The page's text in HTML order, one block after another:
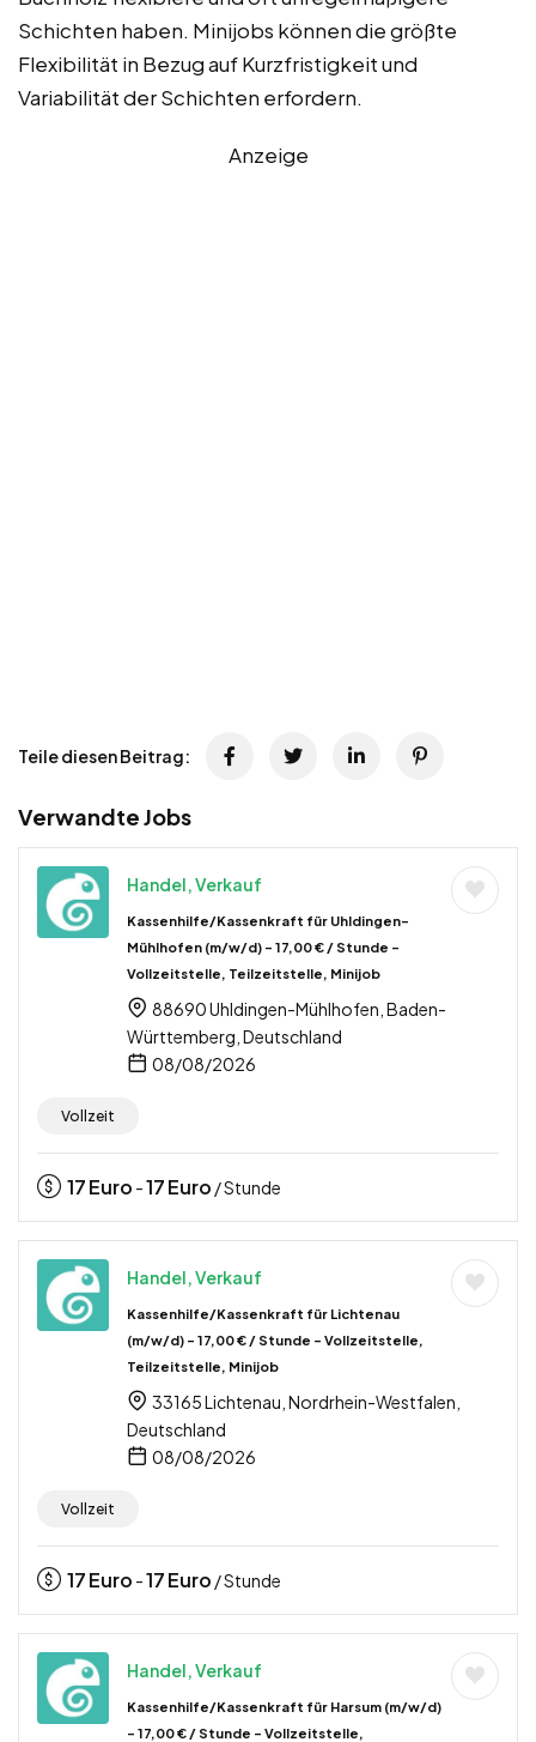
Schichten haben. Minijobs können die größte
Flexibilität in Bezug auf Kurzfristigkeit und
Variabilität der Schichten erfordern.
Anzeige
Teile diesen Beitrag:
Verwandte Jobs
Handel, Verkauf
Kassenhilfe/Kassenkraft für Uhldingen-
Mühlhofen (m/w/d) – 17,00 € / Stunde –
Vollzeitstelle, Teilzeitstelle, Minijob
88690 Uhldingen-Mühlhofen, Baden-
Württemberg, Deutschland
08/08/2026
Vollzeit
17Euro -17Euro / Stunde
Handel, Verkauf
Kassenhilfe/Kassenkraft für Lichtenau
(m/w/d) – 17,00 € / Stunde – Vollzeitstelle,
Teilzeitstelle, Minijob
33165 Lichtenau, Nordrhein-Westfalen,
Deutschland
08/08/2026
Vollzeit
17Euro -17Euro / Stunde
Handel, Verkauf
Kassenhilfe/Kassenkraft für Harsum (m/w/d)
– 17,00 € / Stunde – Vollzeitstelle,